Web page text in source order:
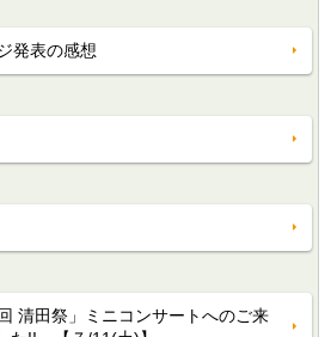
発表の感想
清田祭」ミニコンサートへのご来